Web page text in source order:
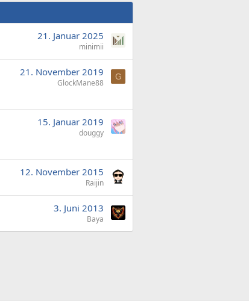
21. Januar 2025
minimii
21. November 2019
GlockMane88
G
15. Januar 2019
douggy
12. November 2015
Raijin
3. Juni 2013
Baya